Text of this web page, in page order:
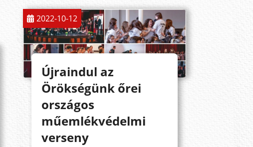
2022-10-12
Újraindul az
Örökségünk őrei
országos
műemlékvédelmi
verseny